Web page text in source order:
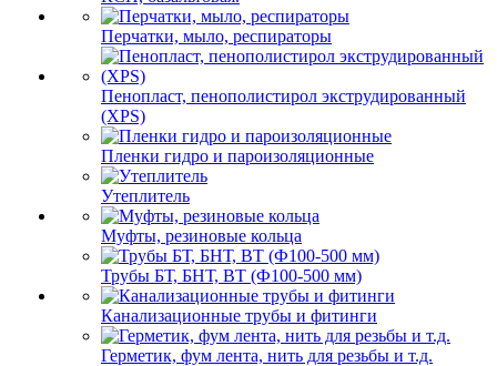
Перчатки, мыло, респираторы
Пенопласт, пенополистирол экструдированный
(XPS)
Пленки гидро и пароизоляционные
Утеплитель
Муфты, резиновые кольца
Трубы БТ, БНТ, ВТ (Ф100-500 мм)
Канализационные трубы и фитинги
Герметик, фум лента, нить для резьбы и т.д.